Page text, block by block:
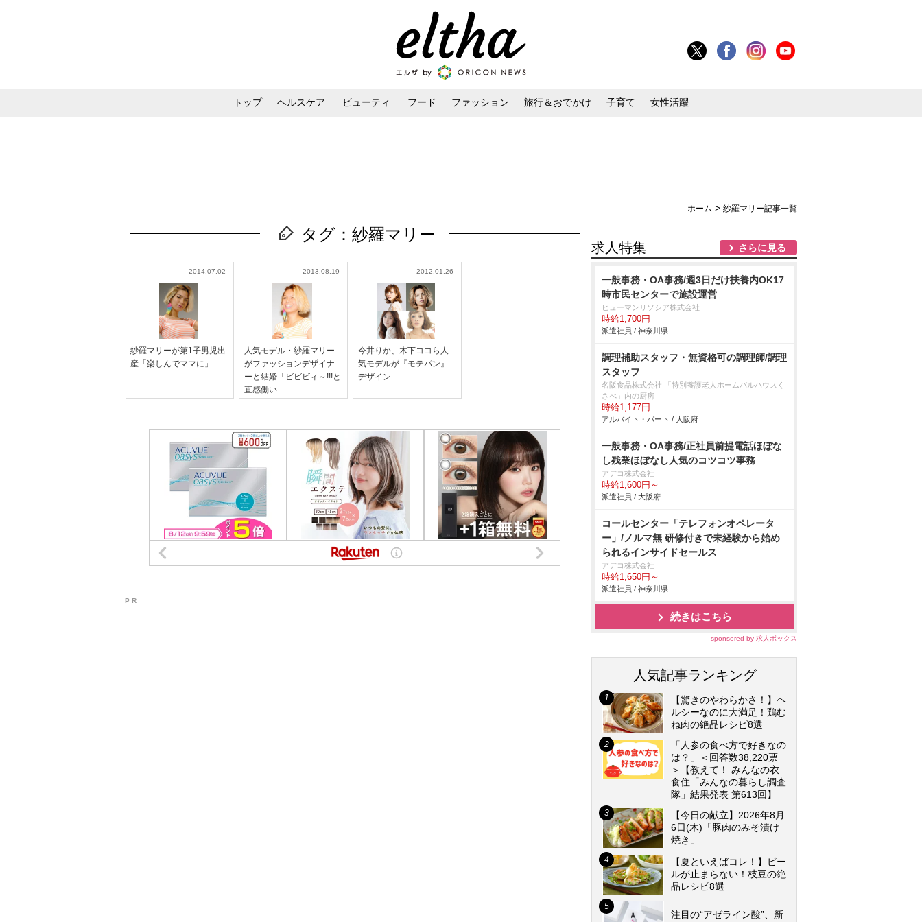
トップ ヘルスケア ビューティ フード ファッション 旅行＆おでかけ 子育て 女性活躍
ホーム > 紗羅マリー記事一覧
タグ：紗羅マリー
2014.07.02
紗羅マリーが第1子男児出
産「楽しんでママに」
2013.08.19
人気モデル・紗羅マリー
がファッションデザイナ
ーと結婚「ビビビィ～!!!と
直感働い...
2012.01.26
今井りか、木下ココら人
気モデルが『モテパン』
デザイン
P R
求人特集 さらに見る
一般事務・OA事務/週3日だけ扶養内OK17
時市民センターで施設運営
ヒューマンリソシア株式会社
時給1,700円
派遣社員 / 神奈川県
調理補助スタッフ・無資格可の調理師/調理
スタッフ
名阪食品株式会社 「特別養護老人ホームパルハウスく
さべ」内の厨房
時給1,177円
アルバイト・パート / 大阪府
一般事務・OA事務/正社員前提電話ほぼな
し残業ほぼなし人気のコツコツ事務
アデコ株式会社
時給1,600円～
派遣社員 / 大阪府
コールセンター「テレフォンオペレータ
ー」/ノルマ無 研修付きで未経験から始め
られるインサイドセールス
アデコ株式会社
時給1,650円～
派遣社員 / 神奈川県
続きはこちら
sponsored by 求人ボックス
人気記事ランキング
【驚きのやわらかさ！】ヘ
ルシーなのに大満足！鶏む
ね肉の絶品レシピ8選
「人参の食べ方で好きなの
は？」＜回答数38,220票
＞【教えて！ みんなの衣
食住「みんなの暮らし調査
隊」結果発表 第613回】
【今日の献立】2026年8月
6日(木)「豚肉のみそ漬け
焼き」
【夏といえばコレ！】ビー
ルが止まらない！枝豆の絶
品レシピ8選
注目の“アゼライン酸”、新